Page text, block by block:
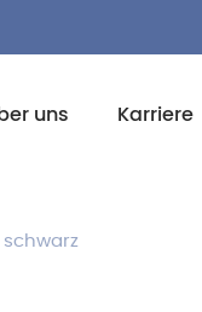
uns Karriere
schwarz